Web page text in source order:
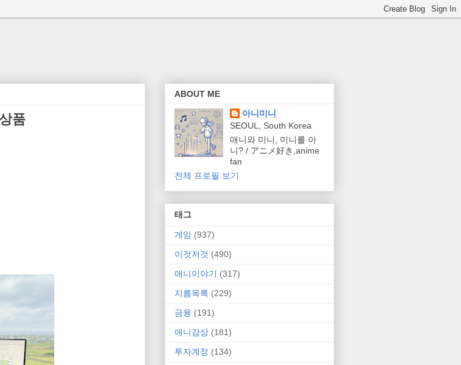
품
ABOUT ME
아니미니
SEOUL, South Korea
애니와 미니, 미니를 아
니? / アニメ好き,anime
fan
전체 프로필 보기
태그
게임 (937)
이것저것 (490)
애니이야기 (317)
지름목록 (229)
금융 (191)
애니감상 (181)
투자계정 (134)